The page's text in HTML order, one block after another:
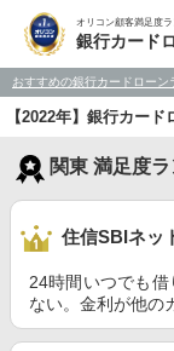
オリコン顧客満足度
銀行カード
おすすめの銀行カードローン
【2022年】銀行カー
関東 満足度
住信SBIネッ
24時間いつでも
ない。金利が他の